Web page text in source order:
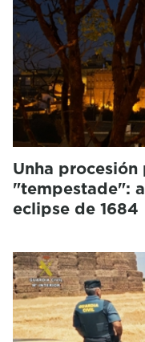
Unha
"tempestade":
eclipse de 1684